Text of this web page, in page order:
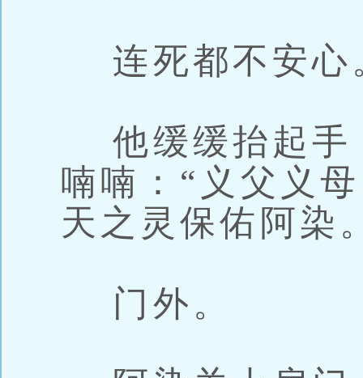
连死都不安心
他缓缓抬起手
喃喃：“义父义
天之灵保佑阿染
门外。